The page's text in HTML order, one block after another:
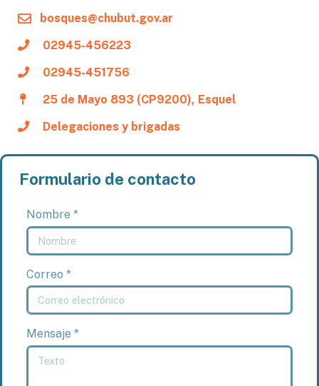
bosques@chubut.gov.ar
02945-456223
02945-451756
25 de Mayo 893 (CP9200), Esquel
Delegaciones y brigadas
Formulario de contacto
Nombre *
Correo *
Mensaje *